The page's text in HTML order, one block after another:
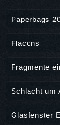
Paperbags
Flacons
Fragmente
Schlacht um
Glasfenster